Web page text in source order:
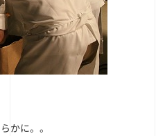
かに。。